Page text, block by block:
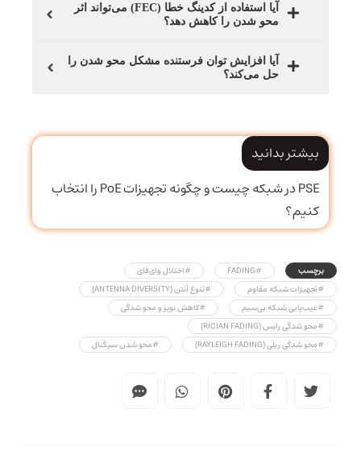
آیا استفاده از کدینگ خطا (FEC) می‌تواند اثر
محو شدن را کاهش دهد؟
آیا افزایش توان فرستنده مشکل محو شدن را
حل می‌کند؟
بیشتر بدانید
PSE در شبکه چیست و چگونه تجهیزات PoE را انتخاب
کنیم؟
برچسب #FADING
#اختلال وای‌فای
#تجهیزات شبکه مقاوم
#تنوع آنتن (ANTENNA DIVERSITY)
#عیب‌یابی شبکه بی‌سیم
#کاهش نویز و محو شدگی
#محو شدگی رایس (RICIAN FADING)
#محو شدگی ریلی (RAYLEIGH FADING)
#محو شدن سیگنال